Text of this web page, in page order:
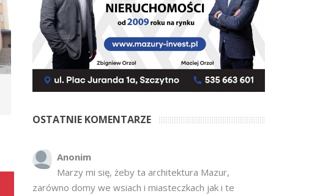
OSTATNIE KOMENTARZE
Anonim
Marzy mi się, żeby ta architektura Mazur,
zarówno domy we wsiach i miasteczkach jak i te